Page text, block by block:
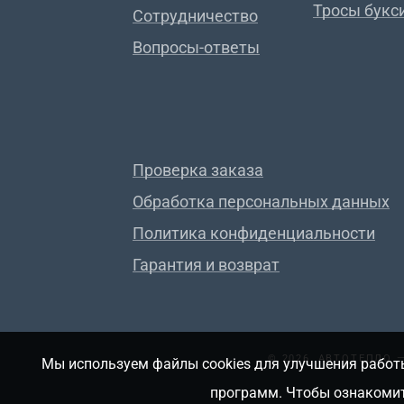
Сотрудничество
Вопросы-ответы
Тросы
Проверка заказа
Обработка персональных данных
Политика конфиденциальности
Гарантия и возврат
© 2026, АВТОТЕПЛО
Мы используем файлы cookies для улучшения
программ. Чтобы